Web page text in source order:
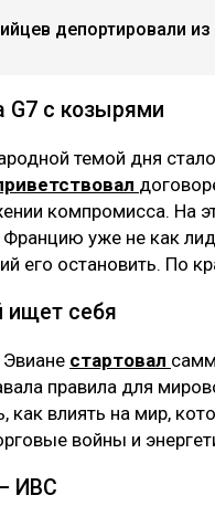
депортировали
G7 с козырями
темой дня
компромисса. На
уже не как
его остановить. По
ищет себя
стартовал
правила для
как влиять на мир,
войны и
ИВС